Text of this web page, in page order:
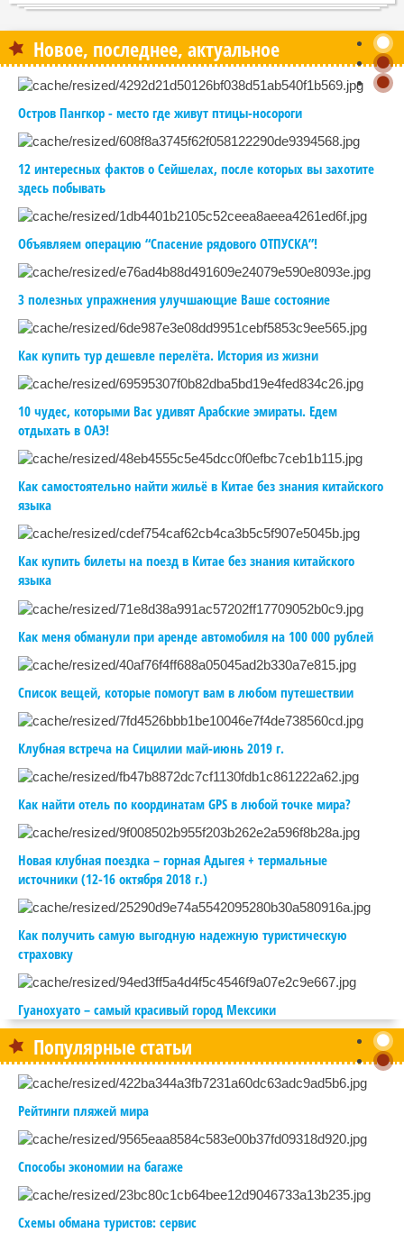
Новое, последнее, актуальное
Остров Пангкор - место где живут птицы-носороги
12 интересных фактов о Сейшелах, после которых вы захотите
здесь побывать
Объявляем операцию “Спасение рядового ОТПУСКА”!
3 полезных упражнения улучшающие Ваше состояние
Как купить тур дешевле перелёта. История из жизни
10 чудес, которыми Вас удивят Арабские эмираты. Едем
отдыхать в ОАЭ!
Как самостоятельно найти жильё в Китае без знания китайского
языка
Как купить билеты на поезд в Китае без знания китайского
языка
Как меня обманули при аренде автомобиля на 100 000 рублей
Список вещей, которые помогут вам в любом путешествии
Клубная встреча на Сицилии май-июнь 2019 г.
Как найти отель по координатам GPS в любой точке мира?
Новая клубная поездка – горная Адыгея + термальные
источники (12-16 октября 2018 г.)
Как получить самую выгодную надежную туристическую
страховку
Гуанохуато – самый красивый город Мексики
Популярные статьи
Рейтинги пляжей мира
Способы экономии на багаже
Схемы обмана туристов: сервис